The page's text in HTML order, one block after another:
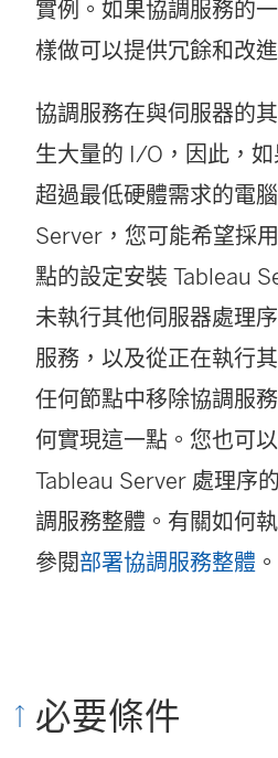
實例。如果協調服務的
樣做可以提供冗餘和改
協調服務在與伺服器的
生大量的 I/O，因此，
超過最低硬體需求的電
Server ，您可能希望採
點的設定安裝 Tableau
未執行其他伺服器處理
服務，以及從正在執行
任何節點中移除協調服
何實現這一點。您也可
Tableau Server 處理序
調服務整體。有關如何
參閱部署協調服務整體 。
必要條件